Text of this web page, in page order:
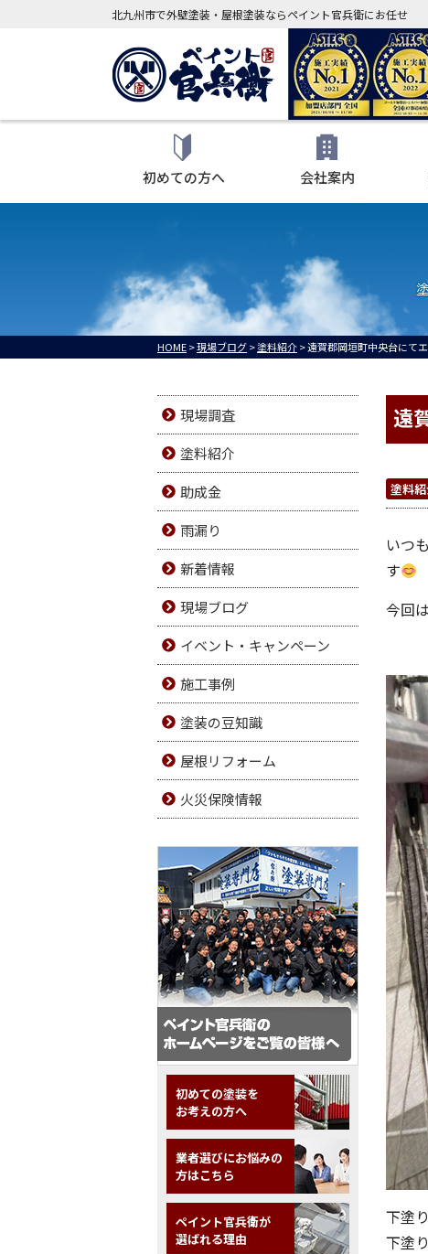
北九州市で外壁塗装・屋根塗装ならペイント官兵衛にお任せ
初めての方へ 会社案内
HOME>現場ブログ>塗料紹介>遠賀郡岡垣町中央台にて
遠
塗料
いつ
す
今回
下塗
下塗
現場調査
塗料紹介
助成金
雨漏り
新着情報
現場ブログ
イベント・キャンペーン
施工事例
塗装の豆知識
屋根リフォーム
火災保険情報
初めての塗装を
お考えの方へ
業者選びにお悩みの
方はこちら
ペイント官兵衛が
選ばれる理由